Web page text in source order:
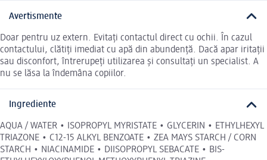
Avertismente
Doar pentru uz extern. Evitați contactul direct cu ochii. În cazul
contactului, clătiți imediat cu apă din abundență. Dacă apar iritații
sau disconfort, întrerupeți utilizarea și consultați un specialist. A
nu se lăsa la îndemâna copiilor.
Ingrediente
AQUA / WATER • ISOPROPYL MYRISTATE • GLYCERIN • ETHYLHEXYL
TRIAZONE • C12-15 ALKYL BENZOATE • ZEA MAYS STARCH / CORN
STARCH • NIACINAMIDE • DIISOPROPYL SEBACATE • BIS-